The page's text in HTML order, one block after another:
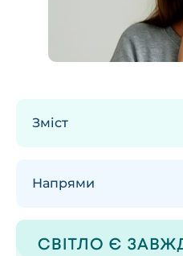
Зміст
Напрями